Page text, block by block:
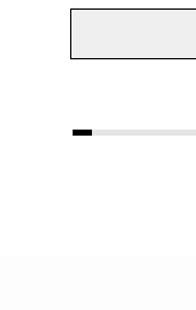
1 2 3 4 5 6